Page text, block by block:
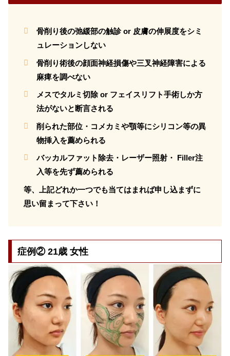
骨削り後の弛緩部の触診 or 皮膚の伸展度をシミ
ュレーションしない
骨削り術後の顔面神経損傷や三叉神経障害による
麻痺を調べない
メスでタルミ切除 or フェイスリフト手術しか方
法がないと断言される
削られた部位・コメカミや顎等にシリコン等の異
物挿入を薦められる
バッカルファット除去・レーザー照射・ Filler注
入等を先ず薦められる
等、上記どれか一つでも当てはまれば申し込まずに
思い留まって下さい！
症例② 21歳 女性